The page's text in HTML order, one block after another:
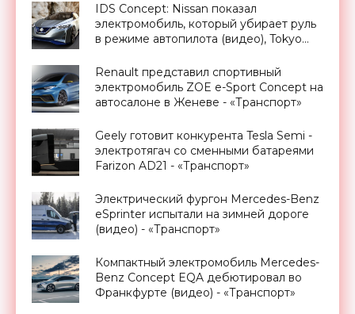
IDS Concept: Nissan показал
электромобиль, который убирает руль
в режиме автопилота (видео), Tokyo
Renault представил спортивный
электромобиль ZOE e-Sport Concept на
автосалоне в Женеве - «Транспорт»
Geely готовит конкурента Tesla Semi -
электротягач со сменными батареями
Farizon AD21 - «Транспорт»
Электрический фургон Mercedes-Benz
eSprinter испытали на зимней дороге
(видео) - «Транспорт»
Компактный электромобиль Mercedes-
Benz Concept EQA дебютировал во
Франкфурте (видео) - «Транспорт»